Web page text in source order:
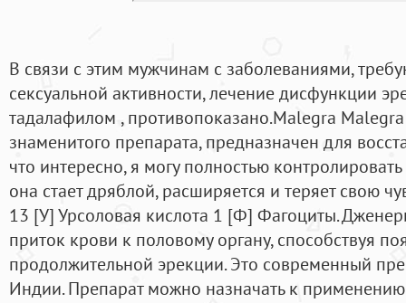
В связи с этим мужчинам с заболеваниями,
сексуальной активности, лечение дисфункции
тадалафилом , противопоказано.Malegra
знаменитого препарата, предназначен для
что интересно, я могу полностью контролировать
она стает дряблой, расширяется и теряет свою
13 [У] Урсоловая кислота 1 [Ф] Фагоциты.
приток крови к половому органу, способствуя
продолжительной эрекции. Это современный
Индии. Препарат можно назначать к